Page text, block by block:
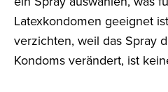
Latexkondomen geeignet
verzichten, weil das Spray
Kondoms verändert, ist